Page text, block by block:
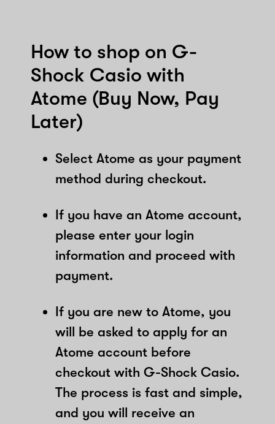
How to shop on G-
Shock Casio with
Atome (Buy Now, Pay
Later)
Select Atome as your payment
method during checkout.
If you have an Atome account,
please enter your login
information and proceed with
payment.
If you are new to Atome, you
will be asked to apply for an
Atome account before
checkout with G-Shock Casio.
The process is fast and simple,
and you will receive an